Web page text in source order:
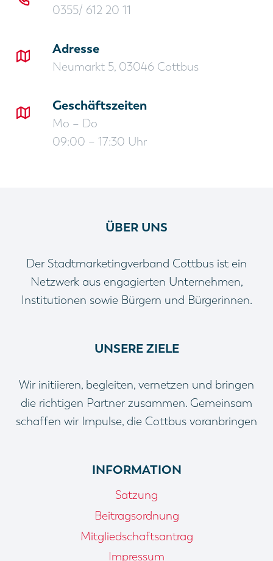
0355/ 612 20 11
Adresse
Neumarkt 5, 03046 Cottbus
Geschäftszeiten
Mo – Do
09:00 – 17:30 Uhr
ÜBER UNS
Der Stadtmarketingverband Cottbus ist ein
Netzwerk aus engagierten Unternehmen,
Institutionen sowie Bürgern und Bürgerinnen.
UNSERE ZIELE
Wir initiieren, begleiten, vernetzen und bringen
die richtigen Partner zusammen. Gemeinsam
schaffen wir Impulse, die Cottbus voranbringen
INFORMATION
Satzung
Beitragsordnung
Mitgliedschaftsantrag
Impressum